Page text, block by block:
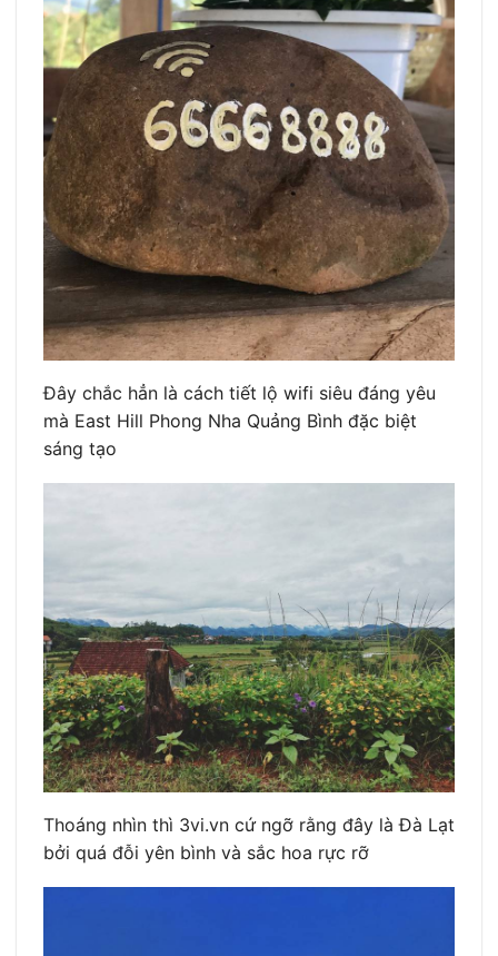
Đây chắc hẳn là cách tiết lộ wifi siêu đáng yêu
mà East Hill Phong Nha Quảng Bình đặc biệt
sáng tạo
Thoáng nhìn thì 3vi.vn cứ ngỡ rằng đây là Đà Lạt
bởi quá đỗi yên bình và sắc hoa rực rỡ